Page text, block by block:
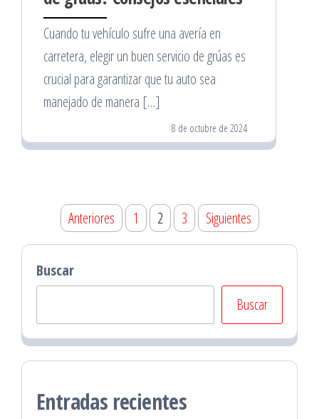
Cuando tu vehículo sufre una avería en
carretera, elegir un buen servicio de grúas es
crucial para garantizar que tu auto sea
manejado de manera […]
8 de octubre de 2024
Paginación
de
entradas
Anteriores 1 2 3 Siguientes
Buscar
Buscar
Entradas recientes